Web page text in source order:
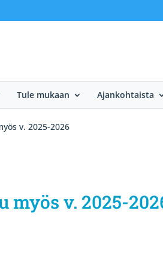
Tule mukaan Ajankohtaista
v. 2025-2026
v. 2025-